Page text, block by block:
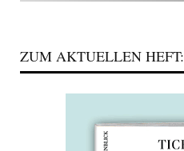
ZUM AKTUELLEN HEFT: